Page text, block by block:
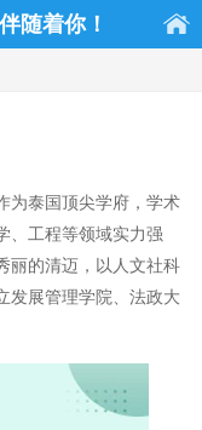
随着你！
为泰国顶尖学府，学术
、工程等领域实力强
丽的清迈，以人文社科
发展管理学院、法政大